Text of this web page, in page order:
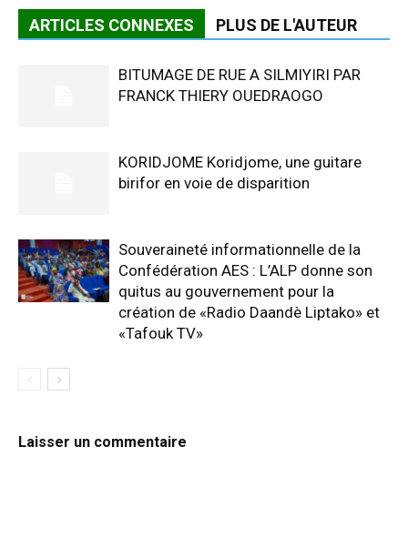
ARTICLES CONNEXES PLUS DE L'AUTEUR
BITUMAGE DE RUE A SILMIYIRI PAR
FRANCK THIERY OUEDRAOGO
KORIDJOME Koridjome, une guitare
birifor en voie de disparition
Souveraineté informationnelle de la
Confédération AES : L’ALP donne son
quitus au gouvernement pour la
création de «Radio Daandè Liptako» et
«Tafouk TV»
Laisser un commentaire